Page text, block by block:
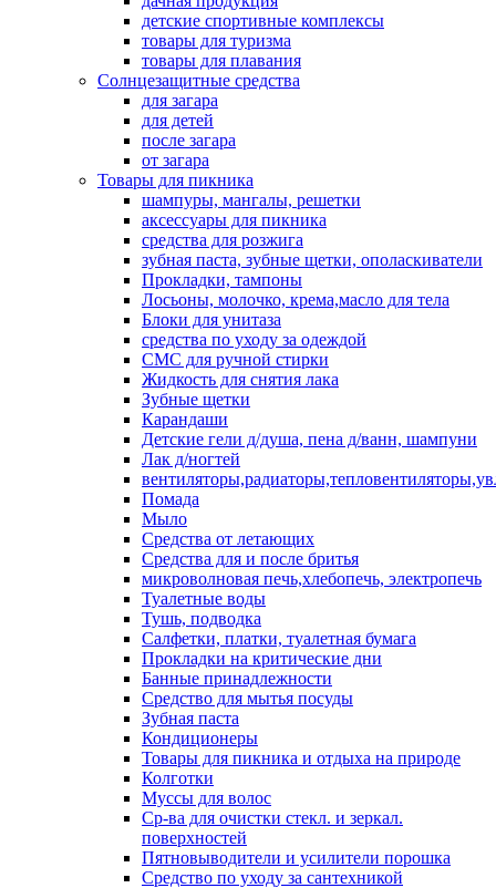
детские спортивные комплексы
товары для туризма
товары для плавания
Солнцезащитные средства
для загара
для детей
после загара
от загара
Товары для пикника
шампуры, мангалы, решетки
аксессуары для пикника
средства для розжига
зубная паста, зубные щетки, ополаскиватели
Прокладки, тампоны
Лосьоны, молочко, крема,масло для тела
Блоки для унитаза
средства по уходу за одеждой
СМС для ручной стирки
Жидкость для снятия лака
Зубные щетки
Карандаши
Детские гели д/душа, пена д/ванн, шампуни
Лак д/ногтей
Помада
Мыло
Средства от летающих
Средства для и после бритья
микроволновая печь,хлебопечь, электропечь
Туалетные воды
Тушь, подводка
Салфетки, платки, туалетная бумага
Прокладки на критические дни
Банные принадлежности
Средство для мытья посуды
Зубная паста
Кондиционеры
Товары для пикника и отдыха на природе
Колготки
Муссы для волос
Ср-ва для очистки стекл. и зеркал.
поверхностей
Пятновыводители и усилители порошка
Средство по уходу за сантехникой